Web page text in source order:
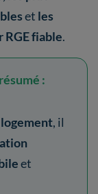
et les
fiable.
:
, il
et